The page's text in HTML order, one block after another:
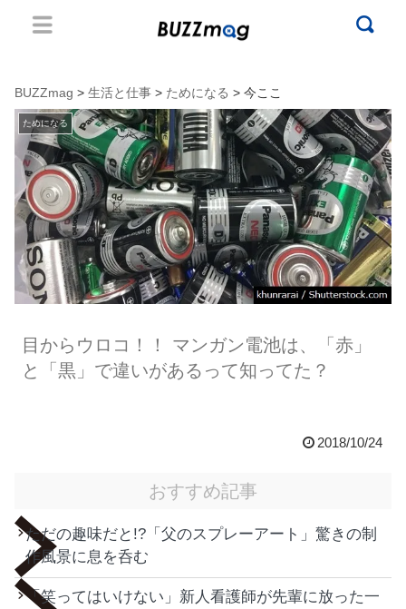
BUZZmag > 生活と仕事 > ためになる > 今ここ
ためになる
目からウロコ！！ マンガン電池は、「赤」
と「黒」で違いがあるって知ってた？
2018/10/24
おすすめ記事
ただの趣味だと!?「父のスプレーアート」驚きの制
作風景に息を呑む
「笑ってはいけない」新人看護師が先輩に放った一